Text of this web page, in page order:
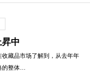
中
藏品市场了解到，从去年年
的整体…